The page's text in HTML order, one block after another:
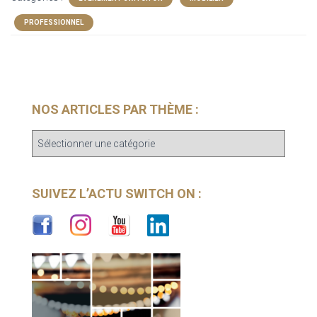
PROFESSIONNEL
NOS ARTICLES PAR THÈME :
r
t
i
l
e
s
SUIVEZ L’ACTU SWITCH ON :